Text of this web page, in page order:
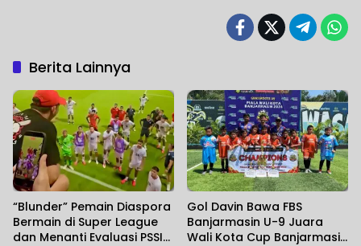
Berita Lainnya
“Blunder” Pemain Diaspora
Bermain di Super League
dan Menanti Evaluasi PSSI
Gol Davin Bawa FBS
Banjarmasin U-9 Juara
Wali Kota Cup Banjarmasin